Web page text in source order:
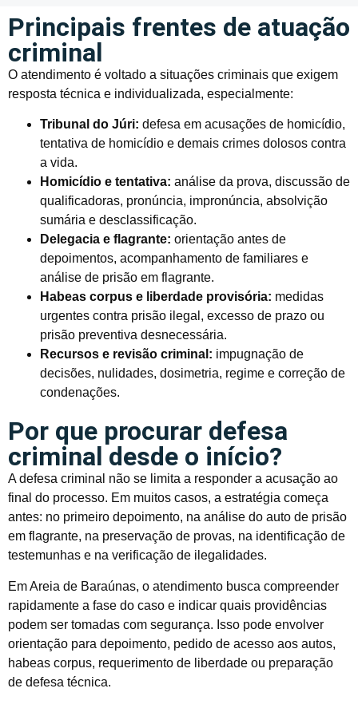
Principais frentes de atuação
criminal
O atendimento é voltado a situações criminais que exigem
resposta técnica e individualizada, especialmente:
Tribunal do Júri: defesa em acusações de homicídio,
tentativa de homicídio e demais crimes dolosos contra
a vida.
Homicídio e tentativa: análise da prova, discussão de
qualificadoras, pronúncia, impronúncia, absolvição
sumária e desclassificação.
Delegacia e flagrante: orientação antes de
depoimentos, acompanhamento de familiares e
análise de prisão em flagrante.
Habeas corpus e liberdade provisória: medidas
urgentes contra prisão ilegal, excesso de prazo ou
prisão preventiva desnecessária.
Recursos e revisão criminal: impugnação de
decisões, nulidades, dosimetria, regime e correção de
condenações.
Por que procurar defesa
criminal desde o início?
A defesa criminal não se limita a responder a acusação ao
final do processo. Em muitos casos, a estratégia começa
antes: no primeiro depoimento, na análise do auto de prisão
em flagrante, na preservação de provas, na identificação de
testemunhas e na verificação de ilegalidades.
Em Areia de Baraúnas, o atendimento busca compreender
rapidamente a fase do caso e indicar quais providências
podem ser tomadas com segurança. Isso pode envolver
orientação para depoimento, pedido de acesso aos autos,
habeas corpus, requerimento de liberdade ou preparação
de defesa técnica.